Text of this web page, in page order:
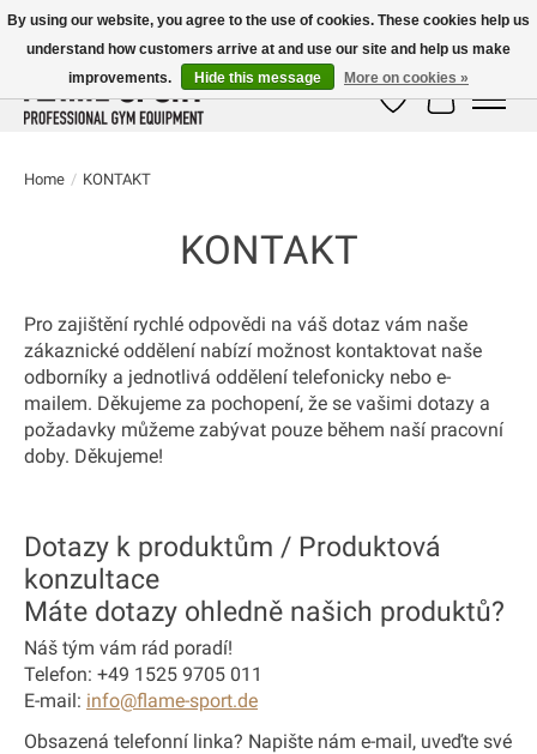
E-MAIL:info@flame-sport.deTEL.: +49 1525 9705 011
Wish ListCart
Home / KONTAKT
KONTAKT
Pro zajištění rychlé odpovědi na váš dotaz vám naše
zákaznické oddělení nabízí možnost kontaktovat naše
odborníky a jednotlivá oddělení telefonicky nebo e-
mailem. Děkujeme za pochopení, že se vašimi dotazy a
požadavky můžeme zabývat pouze během naší pracovní
doby. Děkujeme!
Dotazy k produktům / Produktová
konzultace
Máte dotazy ohledně našich produktů?
Náš tým vám rád poradí!
Telefon: +49 1525 9705 011
E-mail: info@flame-sport.de
Obsazená telefonní linka? Napište nám e-mail, uveďte své
By using our website, you agree to the use of cookies. These cookies help us
understand how customers arrive at and use our site and help us make
improvements.
Hide this message More on cookies »